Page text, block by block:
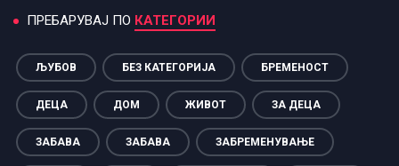
ПРЕБАРУВАЈ ПО КАТЕГОРИИ
ЉУБОВ БЕЗ КАТЕГОРИЈА БРЕМЕНОСТ
ДЕЦА ДОМ ЖИВОТ ЗА ДЕЦА
ЗАБАВА ЗАБАВА ЗАБРЕМЕНУВАЊЕ